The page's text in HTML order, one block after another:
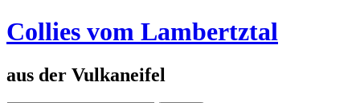
Collies vom Lambertztal
aus der Vulkaneifel